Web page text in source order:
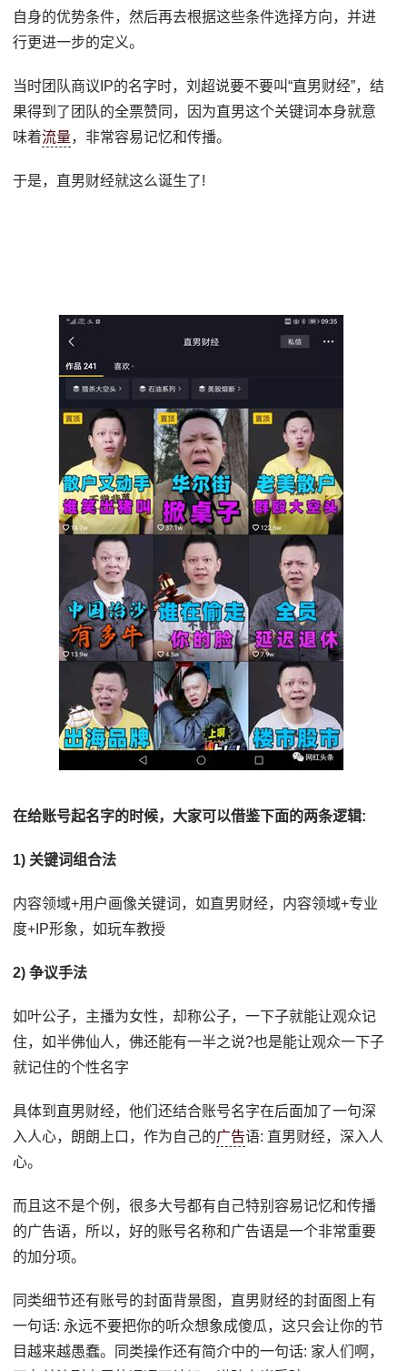
自身的优势条件，然后再去根据这些条件选择方向，并进
行更进一步的定义。
当时团队商议IP的名字时，刘超说要不要叫“直男财经”，结
果得到了团队的全票赞同，因为直男这个关键词本身就意
味着流量，非常容易记忆和传播。
于是，直男财经就这么诞生了!
在给账号起名字的时候，大家可以借鉴下面的两条逻辑:
1) 关键词组合法
内容领域+用户画像关键词，如直男财经，内容领域+专业
度+IP形象，如玩车教授
2) 争议手法
如叶公子，主播为女性，却称公子，一下子就能让观众记
住，如半佛仙人，佛还能有一半之说?也是能让观众一下子
就记住的个性名字
具体到直男财经，他们还结合账号名字在后面加了一句深
入人心，朗朗上口，作为自己的广告语: 直男财经，深入人
心。
而且这不是个例，很多大号都有自己特别容易记忆和传播
的广告语，所以，好的账号名称和广告语是一个非常重要
的加分项。
同类细节还有账号的封面背景图，直男财经的封面图上有
一句话: 永远不要把你的听众想象成傻瓜，这只会让你的节
目越来越愚蠢。同类操作还有简介中的一句话: 家人们啊，